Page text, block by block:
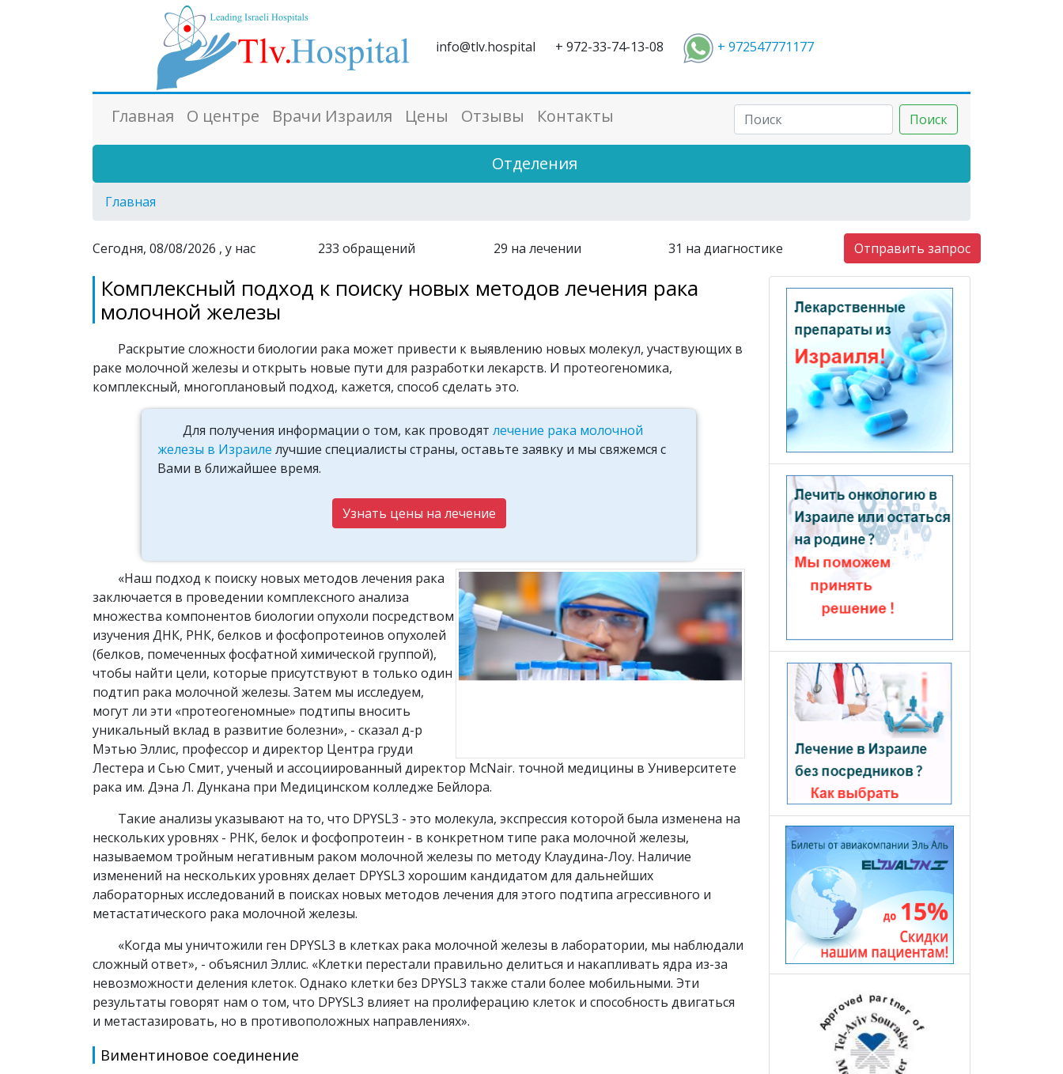
info@tlv.hospital + 972-33-74-13-08 + 972547771177
Главная О центре Врачи Израиля Цены Отзывы Контакты Поиск
Отделения
Главная
Сегодня, 08/08/2026 , у нас 233 обращений 29 на лечении 31 на диагностике Отправить запрос
Комплексный подход к поиску новых методов лечения рака
молочной железы
Раскрытие сложности биологии рака может привести к выявлению новых молекул, участвующих в
раке молочной железы и открыть новые пути для разработки лекарств. И протеогеномика,
комплексный, многоплановый подход, кажется, способ сделать это.
Для получения информации о том, как проводят лечение рака молочной
железы в Израиле лучшие специалисты страны, оставьте заявку и мы свяжемся с
Вами в ближайшее время.
Узнать цены на лечение
«Наш подход к поиску новых методов лечения рака
заключается в проведении комплексного анализа
множества компонентов биологии опухоли посредством
изучения ДНК, РНК, белков и фосфопротеинов опухолей
(белков, помеченных фосфатной химической группой),
чтобы найти цели, которые присутствуют в только один
подтип рака молочной железы. Затем мы исследуем,
могут ли эти «протеогеномные» подтипы вносить
уникальный вклад в развитие болезни», - сказал д-р
Мэтью Эллис, профессор и директор Центра груди
Лестера и Сью Смит, ученый и ассоциированный директор McNair. точной медицины в Университете
рака им. Дэна Л. Дункана при Медицинском колледже Бейлора.
Такие анализы указывают на то, что DPYSL3 - это молекула, экспрессия которой была изменена на
нескольких уровнях - РНК, белок и фосфопротеин - в конкретном типе рака молочной железы,
называемом тройным негативным раком молочной железы по методу Клаудина-Лоу. Наличие
изменений на нескольких уровнях делает DPYSL3 хорошим кандидатом для дальнейших
лабораторных исследований в поисках новых методов лечения для этого подтипа агрессивного и
метастатического рака молочной железы.
«Когда мы уничтожили ген DPYSL3 в клетках рака молочной железы в лаборатории, мы наблюдали
сложный ответ», - объяснил Эллис. «Клетки перестали правильно делиться и накапливать ядра из-за
невозможности деления клеток. Однако клетки без DPYSL3 также стали более мобильными. Эти
результаты говорят нам о том, что DPYSL3 влияет на пролиферацию клеток и способность двигаться
и метастазировать, но в противоположных направлениях».
Виментиновое соединение